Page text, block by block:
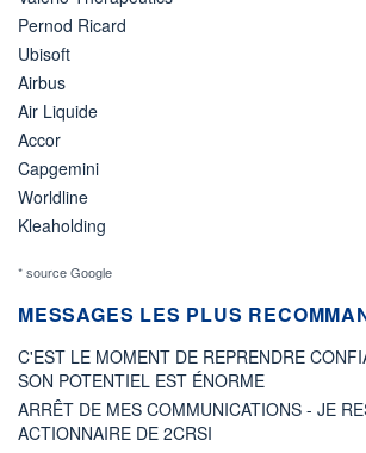
Pernod Ricard
Ubisoft
Airbus
Air Liquide
Accor
Capgemini
Worldline
Kleaholding
* source Google
MESSAGES LES PLUS
C'EST LE MOMENT DE REPRENDRE
SON POTENTIEL EST ÉNORME
ARRÊT DE MES COMMUNICATIONS - JE
ACTIONNAIRE DE 2CRSI